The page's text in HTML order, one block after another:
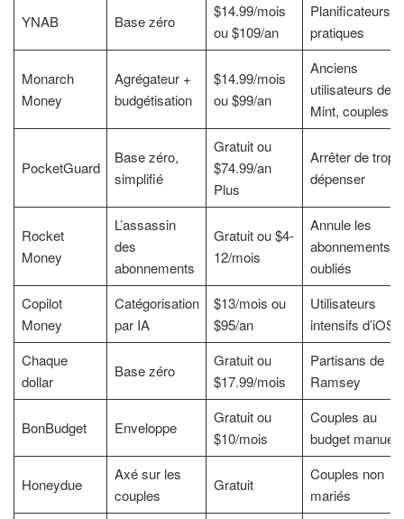
YNAB Base zéro
$14.99/mois
ou $109/an
Planificateurs
pratiques
Monarch
Money
Agrégateur +
budgétisation
$14.99/mois
ou $99/an
Anciens
utilisateurs de
Mint, couples
PocketGuard
Base zéro,
simplifié
Gratuit ou
$74.99/an
Plus
Arrêter de trop
dépenser
Rocket
Money
L’assassin
des
abonnements
Gratuit ou $4-
12/mois
Annule les
abonnements
oubliés
Copilot
Money
Catégorisation
par IA
$13/mois ou
$95/an
Utilisateurs
intensifs d’iOS
Chaque
dollar
Base zéro
Gratuit ou
$17.99/mois
Partisans de
Ramsey
BonBudget Enveloppe
Gratuit ou
$10/mois
Couples au
budget manuel
Honeydue
Axé sur les
couples
Gratuit
Couples non
mariés